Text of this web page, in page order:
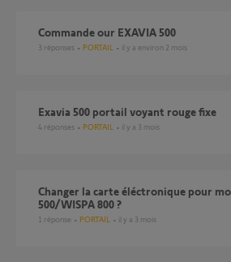
commande our EXAVIA 500
3 réponses PORTAIL il y a environ 2 mois
Exavia 500 portail voyant rouge fixe
4 réponses PORTAIL il y a 3 mois
changer la carte éléctronique pour moteur EXAVIA
500/WISPA 800 ?
1 réponse PORTAIL il y a 3 mois